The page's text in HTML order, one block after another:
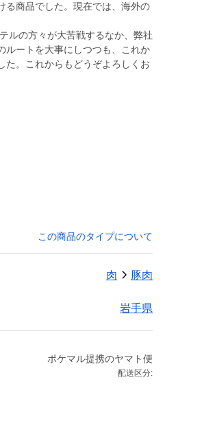
る商品でした。現在では、海外の
ルの方々が大苦戦するなか、弊社
ルートを大事にしつつも、これか
た。これからもどうぞよろしくお
この商品のタイプについて
肉 豚肉
岩手県
ポケマル提携のヤマト便
配送区分: